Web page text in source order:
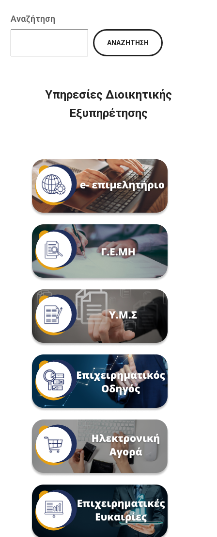
Αναζήτηση
ΑΝΑΖΉΤΗΣΗ
Υπηρεσίες Διοικητικής
Εξυπηρέτησης